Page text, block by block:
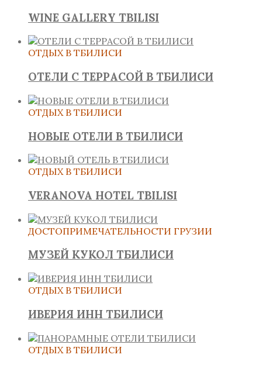
WINE GALLERY TBILISI
ОТДЫХ В ТБИЛИСИ
ОТЕЛИ С ТЕРРАСОЙ В ТБИЛИСИ
ОТДЫХ В ТБИЛИСИ
НОВЫЕ ОТЕЛИ В ТБИЛИСИ
ОТДЫХ В ТБИЛИСИ
VERANOVA HOTEL TBILISI
ДОСТОПРИМЕЧАТЕЛЬНОСТИ ГРУЗИИ
МУЗЕЙ КУКОЛ ТБИЛИСИ
ОТДЫХ В ТБИЛИСИ
ИВЕРИЯ ИНН ТБИЛИСИ
ОТДЫХ В ТБИЛИСИ